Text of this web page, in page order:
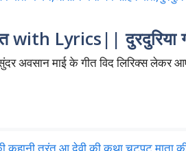
with Lyrics|| दुरदुरिया
अवसान माई के गीत विद लिरिक्स लेकर